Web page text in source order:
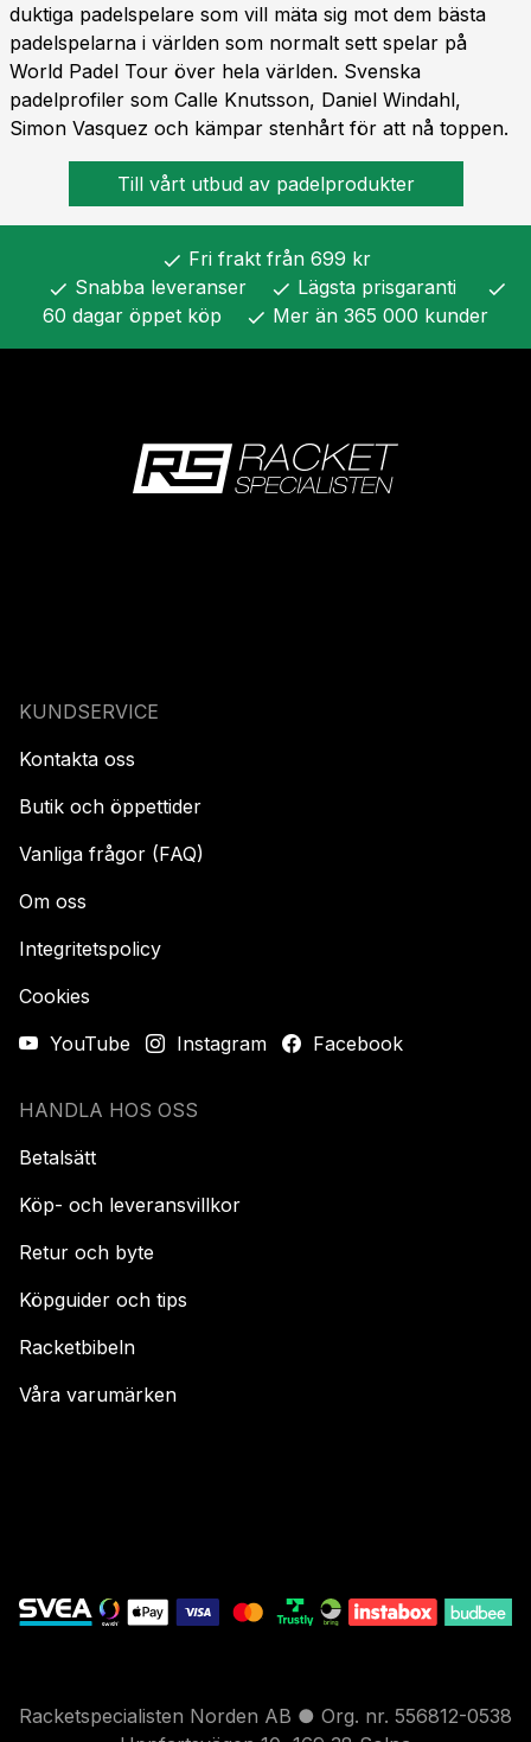
duktiga padelspelare som vill mäta sig mot dem bästa
padelspelarna i världen som normalt sett spelar på
World Padel Tour över hela världen. Svenska
padelprofiler som Calle Knutsson, Daniel Windahl,
Simon Vasquez och kämpar stenhårt för att nå toppen.
Till vårt utbud av padelprodukter
check Fri frakt från 699 kr
check Snabba leveranser check Lägsta prisgaranti check
60 dagar öppet köp check Mer än 365 000 kunder
KUNDSERVICE
Kontakta oss
Butik och öppettider
Vanliga frågor (FAQ)
Om oss
Integritetspolicy
Cookies
YouTube
Instagram Facebook
HANDLA HOS OSS
Betalsätt
Köp- och leveransvillkor
Retur och byte
Köpguider och tips
Racketbibeln
Våra varumärken
Racketspecialisten Norden AB ● Org. nr. 556812-0538